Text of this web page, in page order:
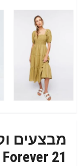
מבצעים
Forever 21 ישראל